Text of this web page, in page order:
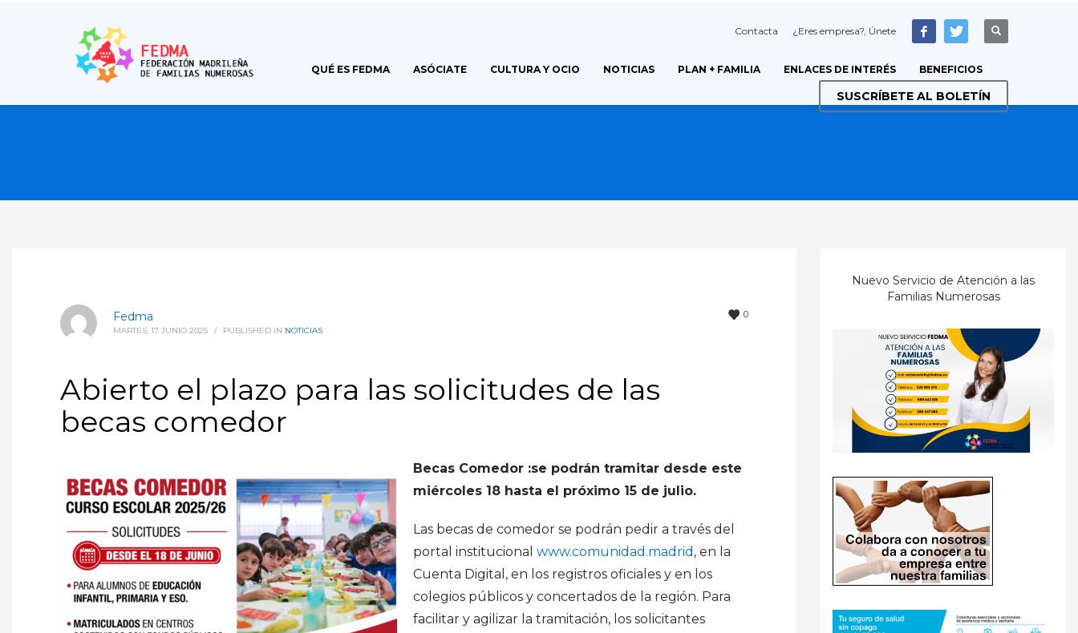
Contacta ¿Eres empresa?, Únete
QUÉ ES FEDMA ASÓCIATE CULTURA Y OCIO NOTICIAS PLAN + FAMILIA ENLACES DE INTERÉS BENEFICIOS
SUSCRÍBETE AL BOLETÍN
0
Fedma
MARTES, 17 JUNIO 2025 / PUBLISHED IN NOTICIAS
Abierto el plazo para las solicitudes de las
becas comedor
Becas Comedor :se podrán tramitar desde este
miércoles 18 hasta el próximo 15 de julio.
Las becas de comedor se podrán pedir a través del
portal institucional www.comunidad.madrid , en la
Cuenta Digital, en los registros oficiales y en los
colegios públicos y concertados de la región. Para
facilitar y agilizar la tramitación, los solicitantes
Nuevo Servicio de Atención a las
Familias Numerosas